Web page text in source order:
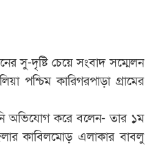
সু-দৃষ্টি চেয়ে সংবাদ সম্মেলন
পশ্চিম কারিগরপাড়া গ্রামের
অভিযোগ করে বলেন- তার ১ম
কাবিলমোড় এলাকার বাবলু